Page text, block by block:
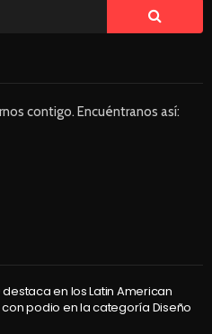
contigo. Encuéntranos así:
destaca en los Latin American
podio en la categoría Diseño